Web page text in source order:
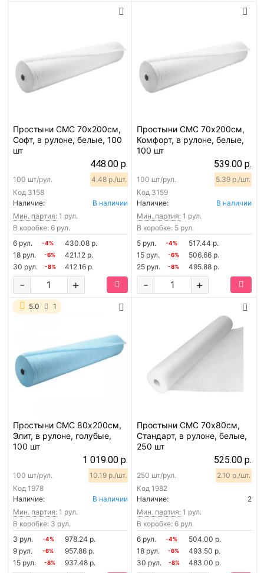
Простыни СМС 70х200см,
Софт, в рулоне, белые, 100
шт
448.00 р.
Код 3158
100 шт/рул. 4.48 р./шт.
Наличие:
В наличии
Мин. партия: 1 рул.
В коробке: 6 рул.
6 рул.
-4%
430.08 р.
18 рул.
-6%
421.12 р.
30 рул.
-8% 412.16 р.
+
-
Простыни СМС 70х200см,
Комфорт, в рулоне, белые,
100 шт
539.00 р.
Код 3159
100 шт/рул. 5.39 р./шт.
Наличие:
В наличии
Мин. партия: 1 рул.
В коробке: 5 рул.
5 рул.
-4%
517.44 р.
15 рул.
-6%
506.66 р.
25 рул.
-8% 495.88 р.
+
-
5.0 1
Простыни СМС 80х200см,
Элит, в рулоне, голубые,
100 шт
1 019.00 р.
Код 1978
100 шт/рул. 10.19 р./шт.
Наличие:
В наличии
Мин. партия: 1 рул.
В коробке: 3 рул.
3 рул.
-4%
978.24 р.
9 рул.
-6%
957.86 р.
15 рул.
-8% 937.48 р.
Простыни СМС 70х80см,
Стандарт, в рулоне, белые,
250 шт
525.00 р.
Код 1982
250 шт/рул. 2.10 р./шт.
Наличие:
2
Мин. партия: 1 рул.
В коробке: 6 рул.
6 рул.
-4%
504.00 р.
18 рул.
-6%
493.50 р.
30 рул.
-8% 483.00 р.